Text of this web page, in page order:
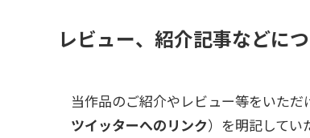
レビュー、紹介記事などに
当作品のご紹介やレビュー等をいただ
ツイッターへのリンク）を明記してい